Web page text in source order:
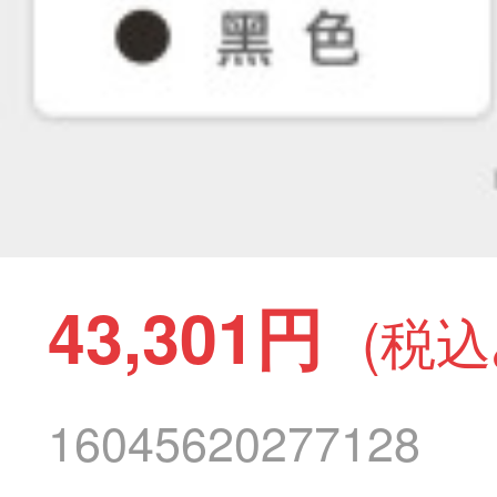
43,301円 (税
16045620277128